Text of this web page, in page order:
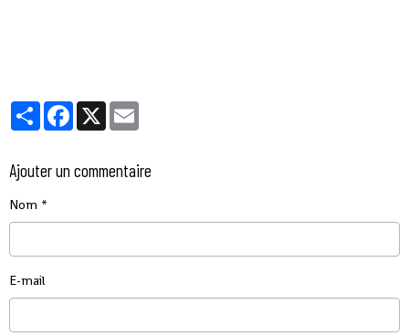
PartagerFacebook
X
Ajouter un commentaire
Nom
E-mail